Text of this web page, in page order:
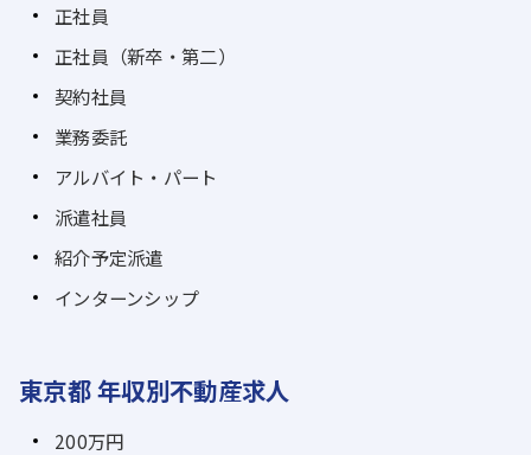
正社員
正社員（新卒・第二）
契約社員
業務委託
アルバイト・パート
派遣社員
紹介予定派遣
インターンシップ
東京都 年収別不動産求人
200万円